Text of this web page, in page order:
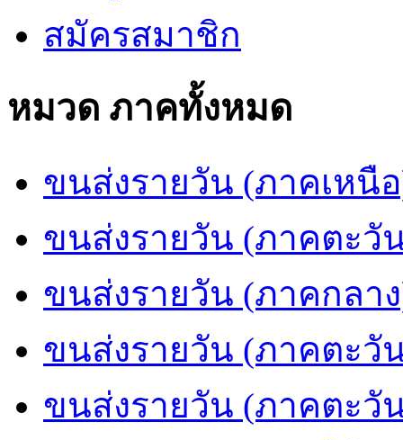
สมัครสมาชิก
หมวด ภาคทั้งหมด
ขนส่งรายวัน (ภาคเหนื
ขนส่งรายวัน (ภาคตะวั
ขนส่งรายวัน (ภาคกลา
ขนส่งรายวัน (ภาคตะวั
ขนส่งรายวัน (ภาคตะวั